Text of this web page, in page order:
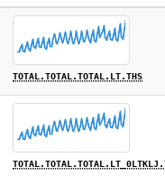
TOTAL.TOTAL.TOTAL.LT.THS